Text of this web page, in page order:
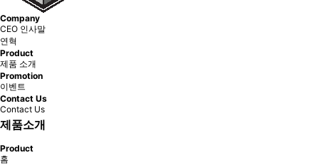
Company
CEO 인사말
연혁
Product
제품 소개
Promotion
이벤트
Contact Us
Contact Us
제품소개
Product
홈